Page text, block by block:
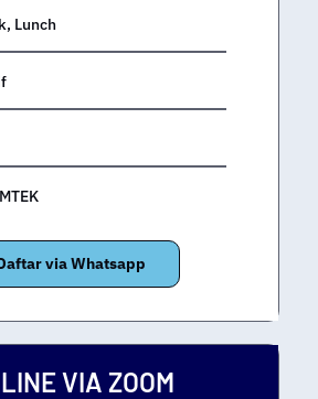
Lunch
via Whatsapp
VIA ZOOM